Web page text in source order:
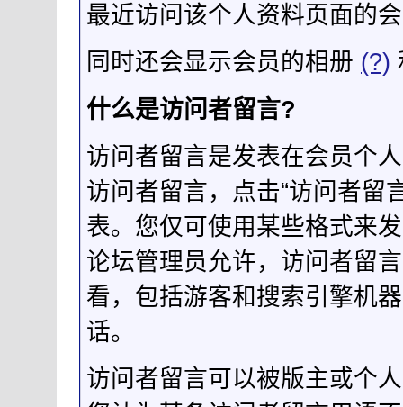
最近访问该个人资料页面的
同时还会显示会员的相册 (?)
什么是访问者留言?
访问者留言是发表在会员个
访问者留言，点击“访问者留
表。您仅可使用某些格式来
论坛管理员允许，访问者留
看，包括游客和搜索引擎机
话。
访问者留言可以被版主或个